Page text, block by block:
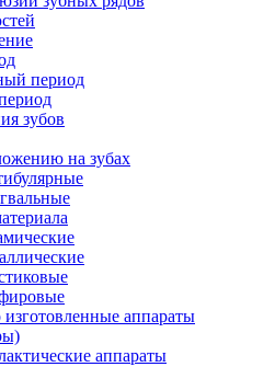
период
зубов
на зубах
аппараты
аппараты